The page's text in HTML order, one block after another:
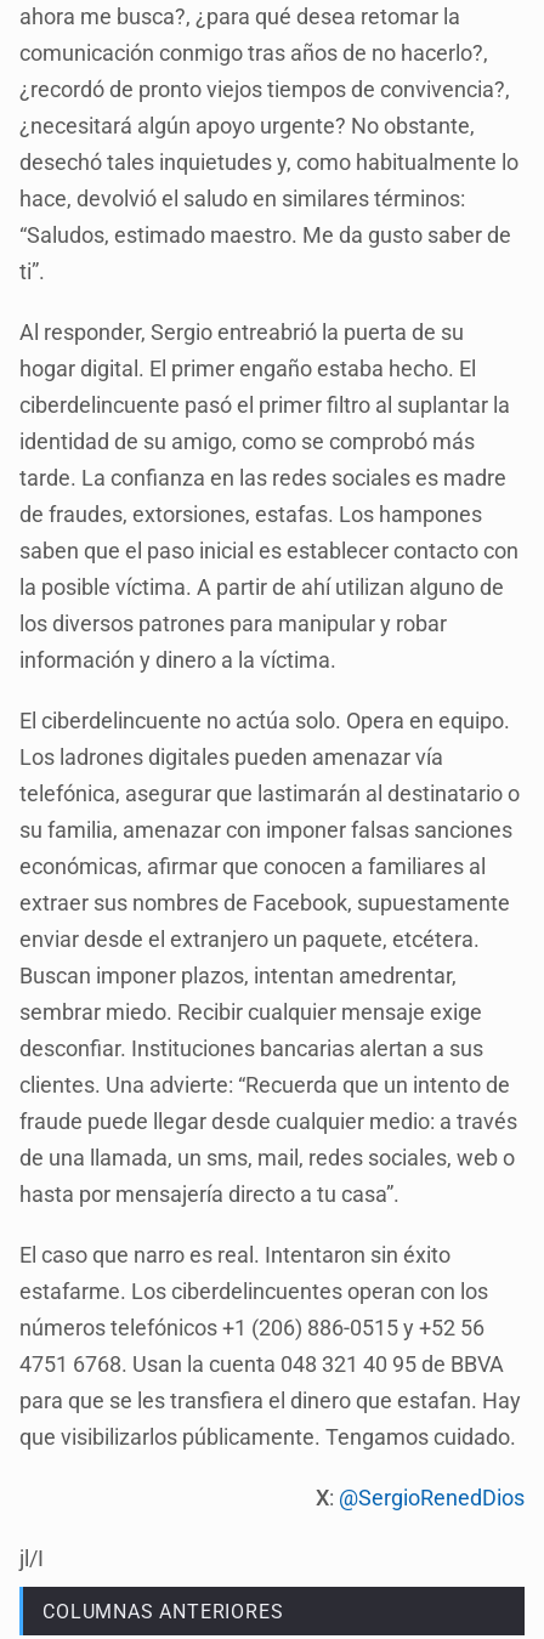
ahora me busca?, ¿para qué desea retomar la
comunicación conmigo tras años de no hacerlo?,
¿recordó de pronto viejos tiempos de convivencia?,
¿necesitará algún apoyo urgente? No obstante,
desechó tales inquietudes y, como habitualmente lo
hace, devolvió el saludo en similares términos:
“Saludos, estimado maestro. Me da gusto saber de
ti”.
Al responder, Sergio entreabrió la puerta de su
hogar digital. El primer engaño estaba hecho. El
ciberdelincuente pasó el primer filtro al suplantar la
identidad de su amigo, como se comprobó más
tarde. La confianza en las redes sociales es madre
de fraudes, extorsiones, estafas. Los hampones
saben que el paso inicial es establecer contacto con
la posible víctima. A partir de ahí utilizan alguno de
los diversos patrones para manipular y robar
información y dinero a la víctima.
El ciberdelincuente no actúa solo. Opera en equipo.
Los ladrones digitales pueden amenazar vía
telefónica, asegurar que lastimarán al destinatario o
su familia, amenazar con imponer falsas sanciones
económicas, afirmar que conocen a familiares al
extraer sus nombres de Facebook, supuestamente
enviar desde el extranjero un paquete, etcétera.
Buscan imponer plazos, intentan amedrentar,
sembrar miedo. Recibir cualquier mensaje exige
desconfiar. Instituciones bancarias alertan a sus
clientes. Una advierte: “Recuerda que un intento de
fraude puede llegar desde cualquier medio: a través
de una llamada, un sms, mail, redes sociales, web o
hasta por mensajería directo a tu casa”.
El caso que narro es real. Intentaron sin éxito
estafarme. Los ciberdelincuentes operan con los
números telefónicos +1 (206) 886-0515 y +52 56
4751 6768. Usan la cuenta 048 321 40 95 de BBVA
para que se les transfiera el dinero que estafan. Hay
que visibilizarlos públicamente. Tengamos cuidado.
X: @SergioRenedDios
jl/I
COLUMNAS ANTERIORES